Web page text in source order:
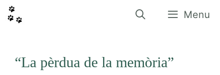
contingut
Menu
“La pèrdua de la memòria”